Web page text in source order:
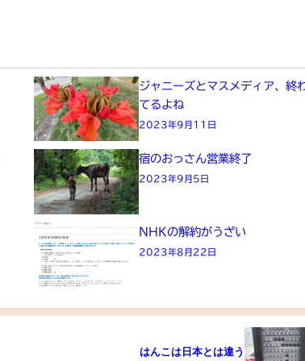
ジャニーズとマスメディア、終
てるよね
2023年9月11日
宿のおっさん営業終了
2023年9月5日
NHKの解約がうざい
2023年8月22日
はんこは日本とは違う